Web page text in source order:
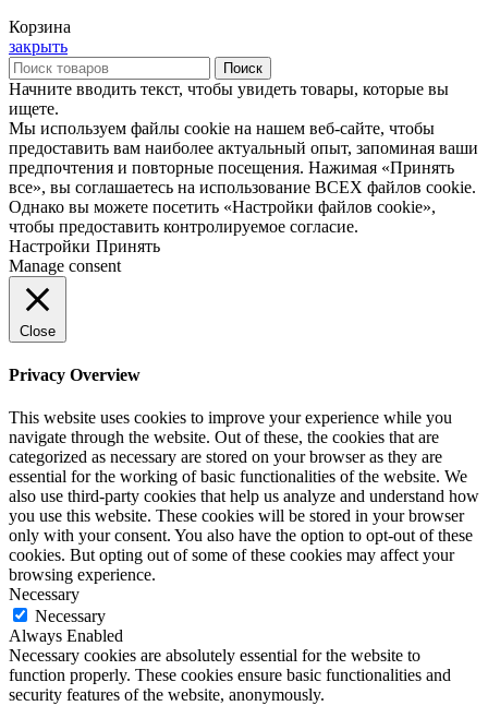
Корзина
закрыть
Поиск
Начните вводить текст, чтобы увидеть товары, которые вы
ищете.
Мы используем файлы cookie на нашем веб-сайте, чтобы
предоставить вам наиболее актуальный опыт, запоминая ваши
предпочтения и повторные посещения. Нажимая «Принять
все», вы соглашаетесь на использование ВСЕХ файлов cookie.
Однако вы можете посетить «Настройки файлов cookie»,
чтобы предоставить контролируемое согласие.
Настройки Принять
Manage consent
Close
Privacy Overview
This website uses cookies to improve your experience while you
navigate through the website. Out of these, the cookies that are
categorized as necessary are stored on your browser as they are
essential for the working of basic functionalities of the website. We
also use third-party cookies that help us analyze and understand how
you use this website. These cookies will be stored in your browser
only with your consent. You also have the option to opt-out of these
cookies. But opting out of some of these cookies may affect your
browsing experience.
Necessary
Necessary
Always Enabled
Necessary cookies are absolutely essential for the website to
function properly. These cookies ensure basic functionalities and
security features of the website, anonymously.